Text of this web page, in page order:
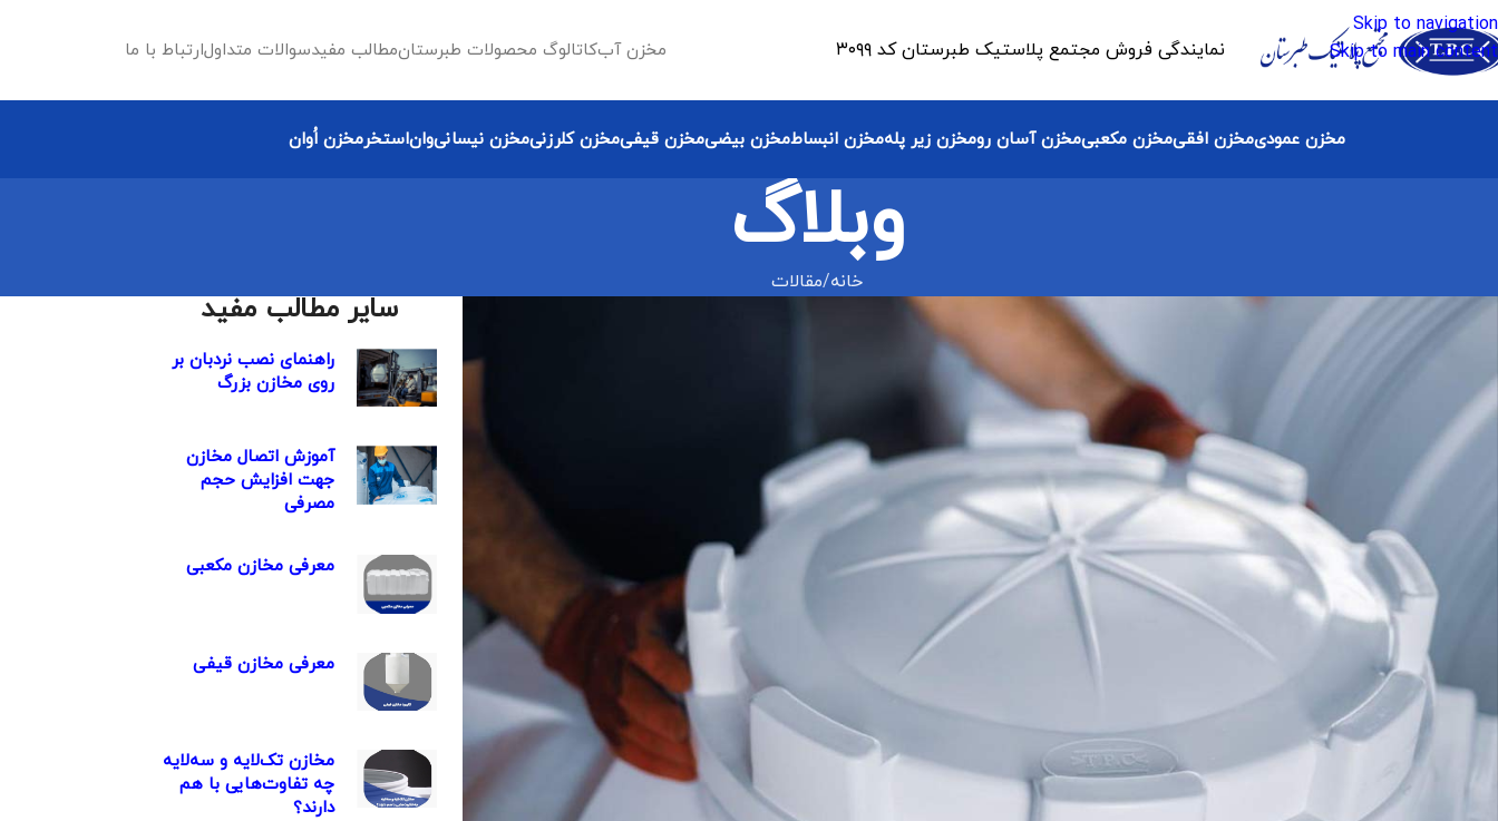
Skip to navigation
Skip to main content
نمایندگی فروش مجتمع پلاستیک طبرستان کد ۳۰۹۹ مخزن آبکاتالوگ محصولات طبرستانمطالب مفیدسوالات متداولارتباط با ما
مخزن عمودیمخزن افقیمخزن مکعبیمخزن آسان رومخزن زیر پلهمخزن انبساطمخزن بیضیمخزن قیفیمخزن کلرزنیمخزن نیسانیواناستخرمخزن اُوان
وبلاگ
خانه مقالات
سایر مطالب مفید
راهنمای نصب نردبان بر
روی مخازن بزرگ
آموزش اتصال مخازن
جهت افزایش حجم
مصرفی
معرفی مخازن مکعبی
معرفی مخازن قیفی
مخازن تک‌لایه و سه‌لایه
چه تفاوت‌هایی با هم
دارند؟